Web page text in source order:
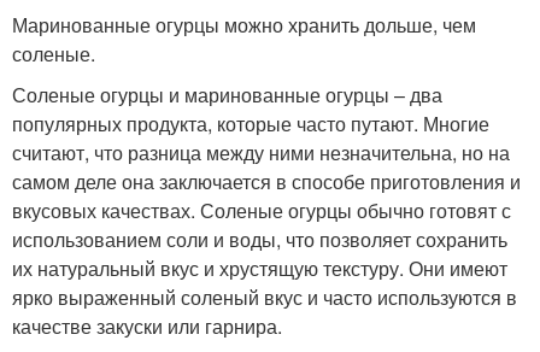
Маринованные огурцы можно хранить дольше, чем
соленые.
Соленые огурцы и маринованные огурцы – два
популярных продукта, которые часто путают. Многие
считают, что разница между ними незначительна, но на
самом деле она заключается в способе приготовления и
вкусовых качествах. Соленые огурцы обычно готовят с
использованием соли и воды, что позволяет сохранить
их натуральный вкус и хрустящую текстуру. Они имеют
ярко выраженный соленый вкус и часто используются в
качестве закуски или гарнира.